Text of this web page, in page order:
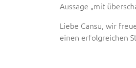
Aussage „mit
Liebe Cansu, wir
einen erfolgreichen